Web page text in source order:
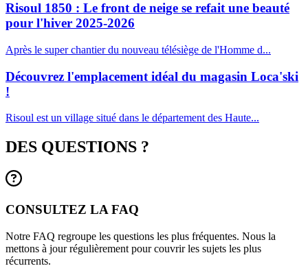
Risoul 1850 : Le front de neige se refait une beauté
pour l'hiver 2025-2026
Après le super chantier du nouveau télésiège de l'Homme d...
Découvrez l'emplacement idéal du magasin Loca'ski
!
Risoul est un village situé dans le département des Haute...
DES QUESTIONS ?
CONSULTEZ LA FAQ
Notre FAQ regroupe les questions les plus fréquentes. Nous la
mettons à jour régulièrement pour couvrir les sujets les plus
récurrents.